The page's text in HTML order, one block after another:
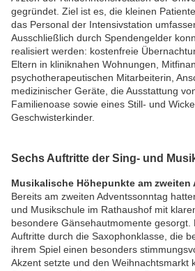
gegründet. Ziel ist es, die kleinen
das Personal der Intensivstation
Ausschließlich durch Spendengelder
realisiert werden: kostenfreie
Eltern in kliniknahen Wohnungen,
psychotherapeutischen Mitarbeiterin,
medizinischer Geräte, die Ausstattung
Familienoase sowie eines Still- und
Geschwisterkinder.
Sechs Auftritte der Sing- und
Musikalische Höhepunkte am zweiten
Bereits am zweiten Adventssonntag
und Musikschule im Rathaushof mit
besondere Gänsehautmomente gesorgt.
Auftritte durch die Saxophonklasse, die
ihrem Spiel einen besonders
Akzent setzte und den Weihnachtsmarkt